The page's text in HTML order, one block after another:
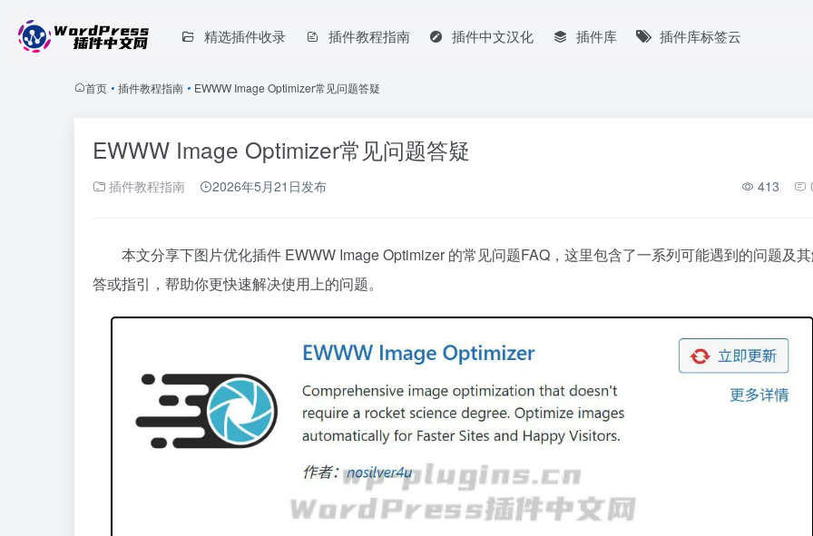
精选插件收录 插件教程指南 插件中文汉化 插件库 插件库标签云
首页 • 插件教程指南 • EWWW Image Optimizer常见问题答疑
EWWW Image Optimizer常见问题答疑
插件教程指南 2026年5月21日发布 413
本文分享下图片优化插件 EWWW Image Optimizer 的常见问题FAQ，这里包含了一系列可能遇到的问题及
答或指引，帮助你更快速解决使用上的问题。